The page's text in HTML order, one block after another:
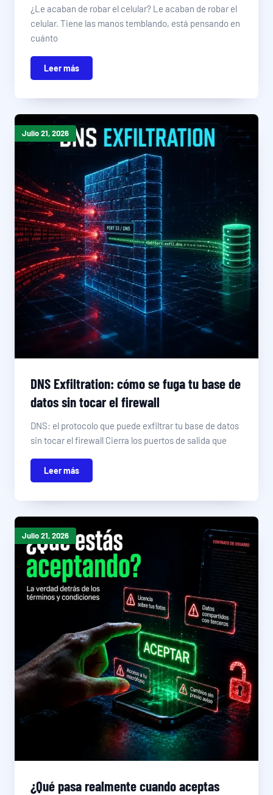
¿Le acaban de robar el celular? Le acaban de robar el
celular. Tiene las manos temblando, está pensando en
cuánto
Leer más
Julio 21, 2026
DNS Exfiltration: cómo se fuga tu base de
datos sin tocar el firewall
DNS: el protocolo que puede exfiltrar tu base de datos
sin tocar el firewall Cierra los puertos de salida que
Leer más
Julio 21, 2026
¿Qué pasa realmente cuando aceptas